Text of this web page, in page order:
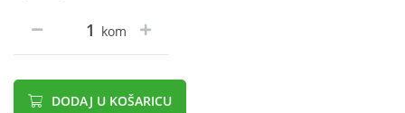
kom
DODAJ U KOŠARICU